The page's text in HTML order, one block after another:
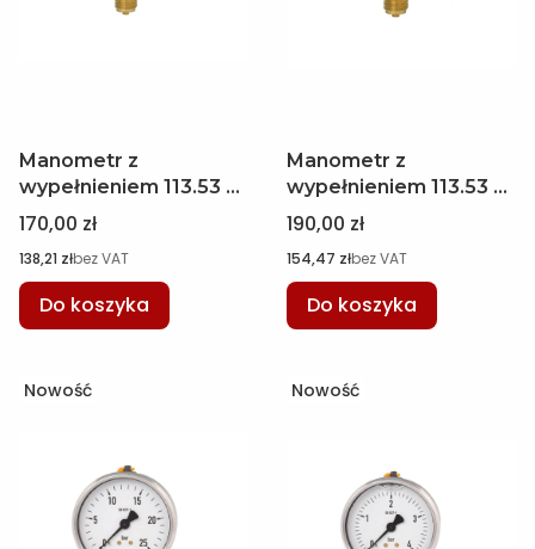
Manometr z
wypełnieniem 113.53 w
oprawie ze stali
nierdzewnej, Ø 100
mm, 0...10 bar, G 1/2 B
WIKA 7476705
Cena
170,00 zł
Cena
138,21 złbez VAT
Do koszyka
Manometr z
wypełnieniem 113.53 w
oprawie ze stali
nierdzewnej, Ø 100
mm, 0...16 bar, M20 x
1,5 WIKA 7437025
Cena
190,00 zł
Cena
154,47 złbez VAT
Do koszyka
Nowość Nowość